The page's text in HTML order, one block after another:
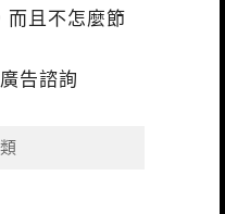
而且不怎麼節
告諮詢